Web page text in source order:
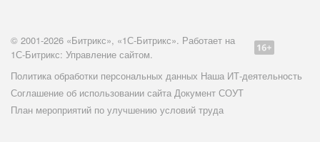
© 2001-2026 «Битрикс», «1С-Битрикс». Работает на
1С-Битрикс: Управление сайтом.
Политика обработки персональных данных Наша ИТ-деятельность
Соглашение об использовании сайта Документ СОУТ
План мероприятий по улучшению условий труда